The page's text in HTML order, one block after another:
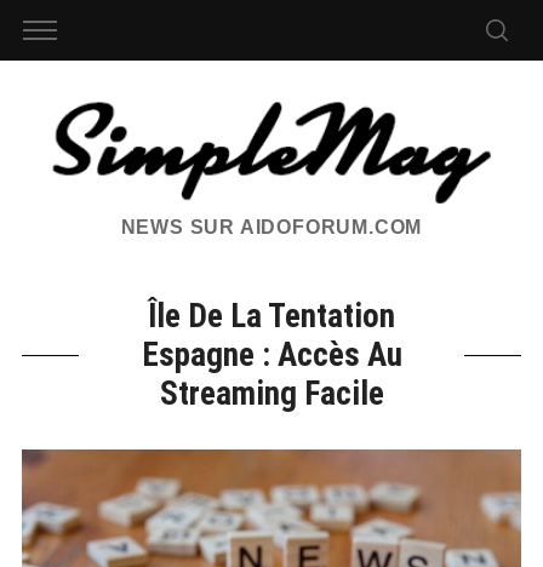
NEWS SUR AIDOFORUM.COM
Île De La Tentation
Espagne : Accès Au
Streaming Facile